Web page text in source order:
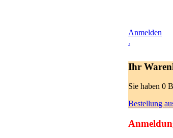
Anmelden
.
Ihr
Sie haben 0
Bestellung